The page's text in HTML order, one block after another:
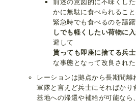
前述の意図的に不味くし
かに無駄に食べられるこ
緊急時でも食べるのを躊
しでも軽くしたい荷物に
避して
貰っても即座に捨てる兵
な事態となって改良された
レーションは拠点から長期間離
軍隊と言えど兵士にそればかり
基地への帰還や補給が可能な